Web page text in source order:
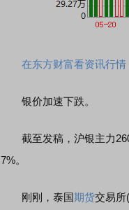
在东方财富看资讯行
银价加速下跌。
截至发稿，沪银主力
7%。
刚刚，泰国期货交易所